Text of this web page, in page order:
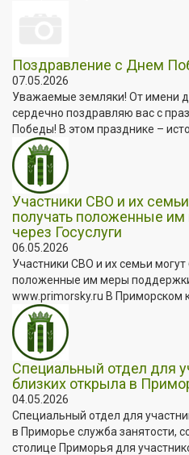
Поздравление с Днем
07.05.2026
Уважаемые земляки! От имени
сердечно поздравляю вас с
Победы! В этом празднике –
Участники СВО и их
получать положенные
через Госуслуги
06.05.2026
Участники СВО и их семьи
положенные им меры
www.primorsky.ru В Приморском
Специальный отдел для
близких открыла в
04.05.2026
Специальный отдел для
в Приморье служба занятости,
столице Приморья для